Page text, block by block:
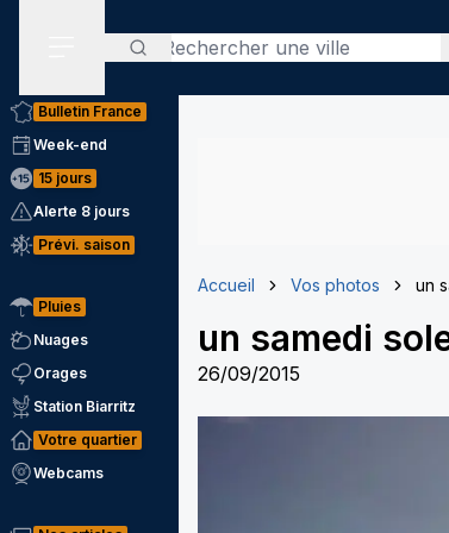
Rechercher
Bulletin France
Week-end
15 jours
Alerte 8 jours
Prévi. saison
Pluies
Nuages
Orages
Station Biarritz
Votre quartier
Webcams
Accueil Vos photos un
un samedi
26/09/2015